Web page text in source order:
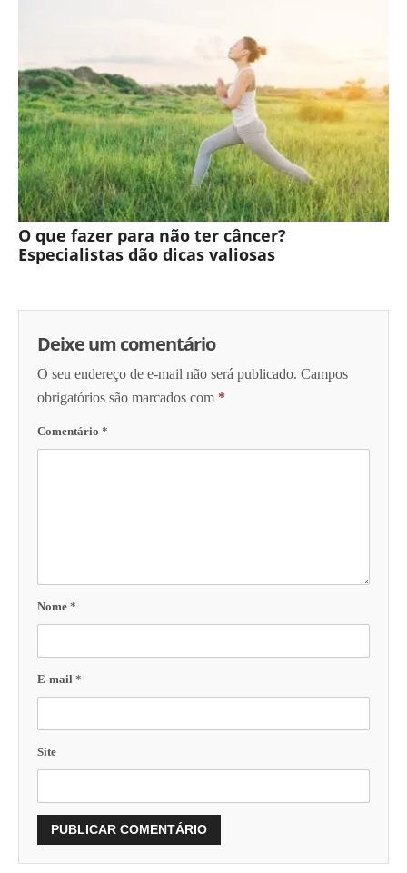
O que fazer para não ter câncer?
Especialistas dão dicas valiosas
Deixe um comentário
O seu endereço de e-mail não será publicado. Campos
obrigatórios são marcados com *
Comentário *
Nome *
E-mail *
Site